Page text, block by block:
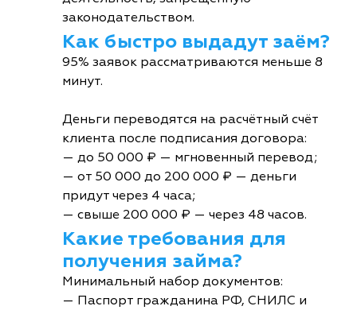
законодательством.
Как быстро выдадут заём?
95% заявок рассматриваются меньше 8
минут.
Деньги переводятся на расчётный счёт
клиента после подписания договора:
— до 50 000 ₽ — мгновенный перевод;
— от 50 000 до 200 000 ₽ — деньги
придут через 4 часа;
— свыше 200 000 ₽ — через 48 часов.
Какие требования для
получения займа?
Минимальный набор документов:
— Паспорт гражданина РФ, СНИЛС и